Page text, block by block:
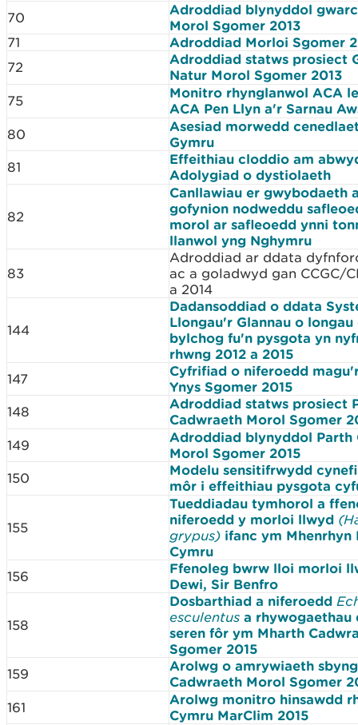
70
Adroddiad blynyddol
Morol Sgomer 2013
71 Adroddiad Morloi Sgomer
72
Adroddiad statws prosiect
Natur Morol Sgomer 2013
75
Monitro rhynglanwol ACA
ACA Pen Llyn a'r Sarnau
80
Asesiad morwedd
Gymru
81
Effeithiau cloddio am
Adolygiad o dystiolaeth
82
Canllawiau er gwybodaeth
gofynion nodweddu
morol ar safleoedd ynni
llanwol yng Nghymru
83
Adroddiad ar ddata
ac a goladwyd gan CCGC/
a 2014
144
Dadansoddiad o ddata
Llongau'r Glannau o longau
bylchog fu'n pysgota yn
rhwng 2012 a 2015
147
Cyfrifiad o niferoedd
Ynys Sgomer 2015
148
Adroddiad statws prosiect
Cadwraeth Morol Sgomer
149
Adroddiad blynyddol Parth
Morol Sgomer 2015
150
Modelu sensitifrwydd
môr i effeithiau pysgota
155
Tueddiadau tymhorol a
niferoedd y morloi llwyd
grypus) ifanc ym Mhenrhyn
Cymru
156
Ffenoleg bwrw lloi morloi
Dewi, Sir Benfro
158
Dosbarthiad a niferoedd
esculentus a rhywogaethau
seren fôr ym Mharth
Sgomer 2015
159
Arolwg o amrywiaeth
Cadwraeth Morol Sgomer
161
Arolwg monitro hinsawdd
Cymru MarClim 2015